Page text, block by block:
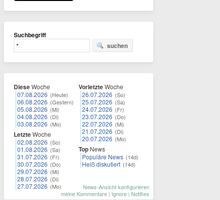
Suchbegriff
suchen
DieseWoche
07.08.2026 (Heute)
06.08.2026 (Gestern)
05.08.2026 (Mi)
04.08.2026 (Di)
03.08.2026 (Mo)
LetzteWoche
02.08.2026 (So)
01.08.2026 (Sa)
31.07.2026 (Fr)
30.07.2026 (Do)
29.07.2026 (Mi)
28.07.2026 (Di)
27.07.2026 (Mo)
VorletzteWoche
26.07.2026 (So)
25.07.2026 (Sa)
24.07.2026 (Fr)
23.07.2026 (Do)
22.07.2026 (Mi)
21.07.2026 (Di)
20.07.2026 (Mo)
Top News
Populäre News (14d)
Heiß diskutiert (14d)
News-Ansicht konfigurieren
meine Kommentare | Ignore | Notifies